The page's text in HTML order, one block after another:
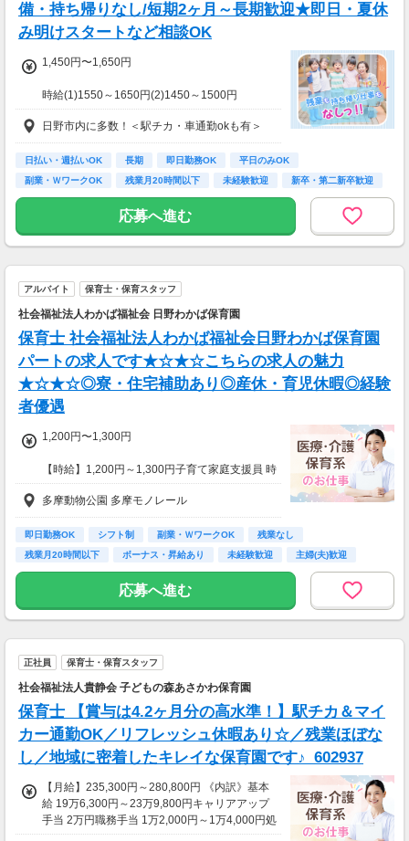
備・持ち帰りなし/短期2ヶ月～長期歓迎★即日・夏休
み明けスタートなど相談OK
1,450円〜1,650円
時給(1)1550～1650円(2)1450～1500円
(1)週40ｈ以上
(2)週40ｈ未満
【月収例】
290400円（時給1650円×8h×22日)
★シフト例：9-18時、7-11時、8-12時、9-16時
など
★短期2ヶ月～長期歓迎！
日野市内に多数！＜駅チカ・車通勤okも有＞
日払い・週払いOK 長期 即日勤務OK
平日のみOK
副業・ＷワークOK
残業月20時間以下 未経験歓迎
新卒・第二新卒歓迎
フリーター歓迎
応募へ進む
アルバイト 保育士・保育スタッフ
社会福祉法人わかば福祉会 日野わかば保育園
保育士 社会福祉法人わかば福祉会日野わかば保育園
パートの求人です★☆★☆こちらの求人の魅力
★☆★☆◎寮・住宅補助あり◎産休・育児休暇◎経験
者優遇
1,200円〜1,300円
【時給】1,200円～1,300円子育て家庭支援員 時
給1,200円保育士、幼稚園教諭 時給1,300円《諸
手当》住宅手当 5,000円（週5×1日6時間以上勤
務）早番手当 450円～900円/回遅番手当 450円
～900円/回【昇給】あり
多摩動物公園 多摩モノレール
即日勤務OK シフト制 副業・ＷワークOK
残業なし
残業月20時間以下
ボーナス・昇給あり 未経験歓迎
主婦(夫)歓迎
経験者歓迎
応募へ進む
正社員 保育士・保育スタッフ
社会福祉法人貴静会 子どもの森あさかわ保育園
保育士 【賞与は4.2ヶ月分の高水準！】駅チカ＆マイ
カー通勤OK／リフレッシュ休暇あり☆／残業ほぼな
し／地域に密着したキレイな保育園です♪_602937
【月給】235,300円～280,800円 《内訳》基本
給 19万6,300円～23万9,800円キャリアアップ
手当 2万円職務手当 1万2,000円～1万4,000円処
遇改善Ⅲ手当 7,000円※経験年数により上乗せ